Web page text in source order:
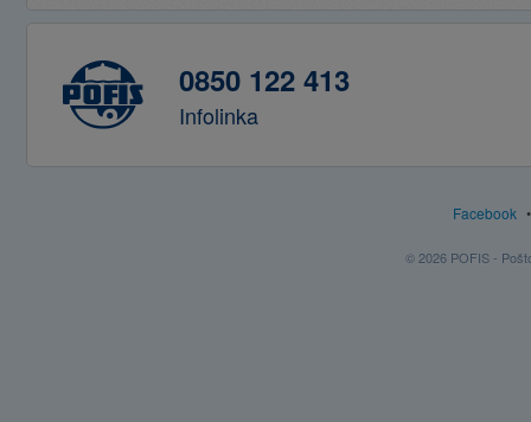
0850 122 413
Infolinka
Facebook
© 2026 POFIS -